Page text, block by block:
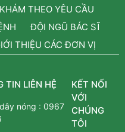
THEO YÊU CẦU
ĐỘI NGŨ BÁC SĨ
THIỆU CÁC ĐƠN VỊ
TIN LIÊN HỆ
nóng :0967
KẾT NỐI
VỚI
CHÚNG
TÔI